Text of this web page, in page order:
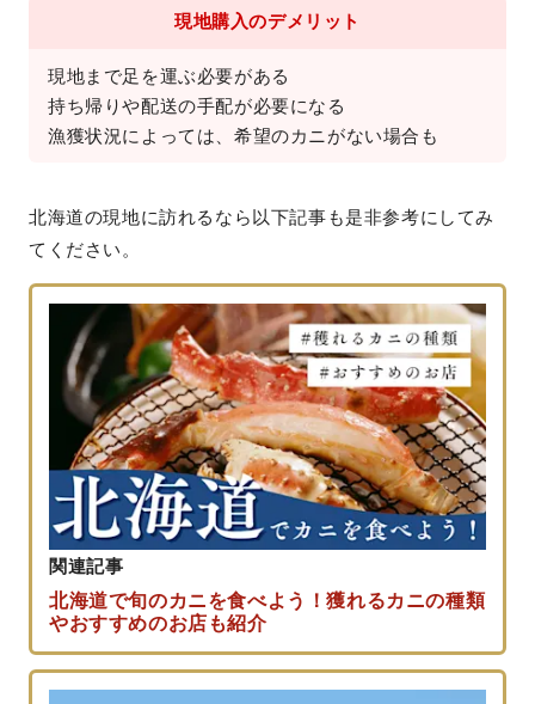
現地購入のデメリット
現地まで足を運ぶ必要がある
持ち帰りや配送の手配が必要になる
漁獲状況によっては、希望のカニがない場合も
北海道の現地に訪れるなら以下記事も是非参考にしてみ
てください。
関連記事
北海道で旬のカニを食べよう！獲れるカニの種類
やおすすめのお店も紹介